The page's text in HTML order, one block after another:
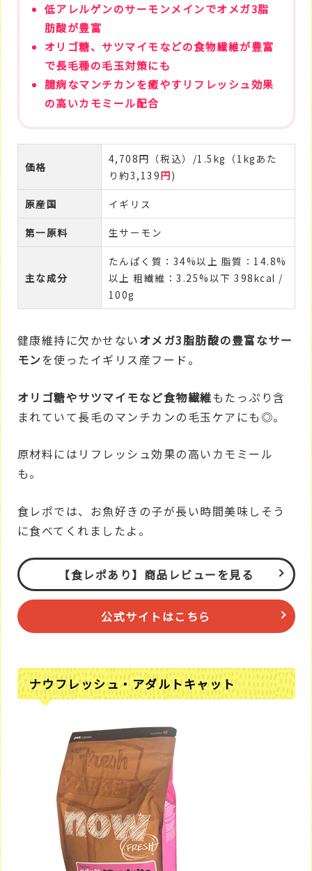
低アレルゲンのサーモンメインでオメガ3脂
肪酸が豊富
オリゴ糖、サツマイモなどの食物繊維が豊富
で長毛種の毛玉対策にも
臆病なマンチカンを癒やすリフレッシュ効果
の高いカモミール配合
価格
4,708円（税込）/1.5kg（1kgあた
り約3,139円)
原産国 イギリス
第一原料 生サーモン
主な成分
たんぱく質：34%以上 脂質：14.8%
以上 粗繊維：3.25%以下 398kcal /
100g
健康維持に欠かせないオメガ3脂肪酸の豊富なサー
モンを使ったイギリス産フード。
オリゴ糖やサツマイモなど食物繊維もたっぷり含
まれていて長毛のマンチカンの毛玉ケアにも◎。
原材料にはリフレッシュ効果の高いカモミール
も。
食レポでは、お魚好きの子が長い時間美味しそう
に食べてくれましたよ。
【食レポあり】商品レビューを見る
公式サイトはこちら
ナウフレッシュ・アダルトキャット